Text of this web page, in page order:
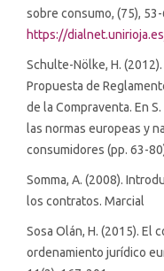
sobre consumo, (75), 53-
https://
Schulte-Nölke, H.
Propuesta de
de la Compraventa. En
las normas europeas y
consumidores (pp. 63-
Somma, A. (2008).
los contratos. Marcial
Sosa Olán, H. (2015). El
ordenamiento jurídico